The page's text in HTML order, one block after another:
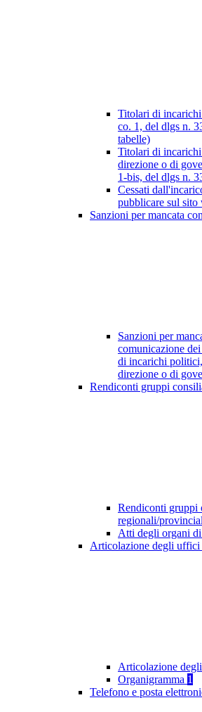
Titolari di
co. 1, del dlgs n.
tabelle)
Titolari di
direzione o di
1-bis, del dlgs n.
Cessati
pubblicare sul sito
Sanzioni per mancata
Sanzioni per
comunicazione
di incarichi
direzione o di
Rendiconti gruppi
Rendiconti gruppi
regionali/
Atti degli organi
Articolazione degli uffici
Articolazione
Organigramma 1
Telefono e posta